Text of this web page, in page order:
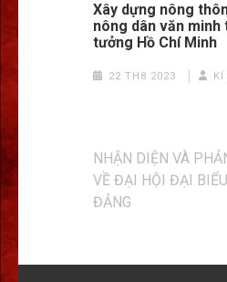
Xây dựng nông
nông dân văn
tưởng Hồ Chí Minh
22 TH8 2023 KÍ
Điều
hướng
bài
NHẬN DIỆN VÀ
VỀ ĐẠI HỘI ĐẠI
ĐẢNG